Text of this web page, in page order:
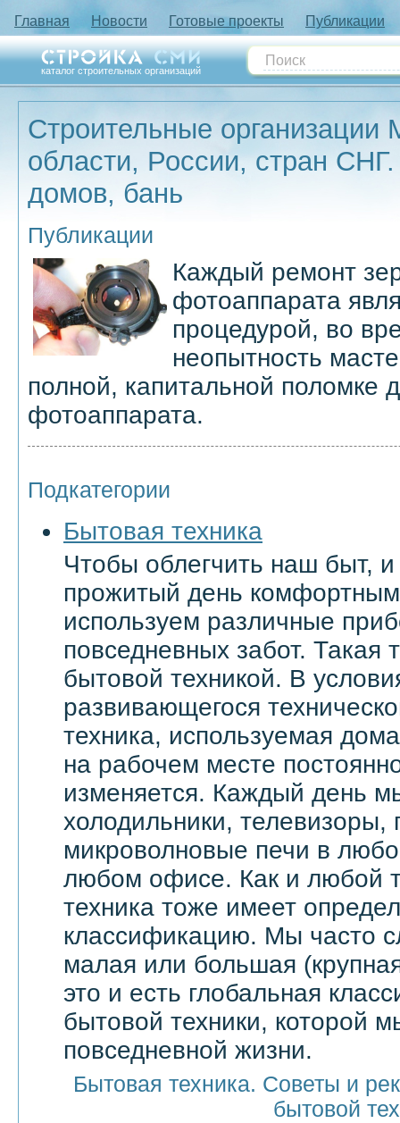
Главная Новости Готовые проекты Публикации
каталог строительных организаций
Строительные организации
области, России, стран
домов, бань
Публикации
Каждый ремонт
фотоаппарата
процедурой, во
неопытность
полной, капитальной поломке
фотоаппарата.
Подкатегории
Бытовая техника
Чтобы облегчить наш быт,
прожитый день
используем различные
повседневных забот. Такая
бытовой техникой. В
развивающегося
техника, используемая
на рабочем месте
изменяется. Каждый день
холодильники,
микроволновые печи в
любом офисе. Как и любой
техника тоже имеет
классификацию. Мы часто
малая или большая
это и есть глобальная
бытовой техники, которой
повседневной жизни.
Бытовая техника. Советы и
бытовой